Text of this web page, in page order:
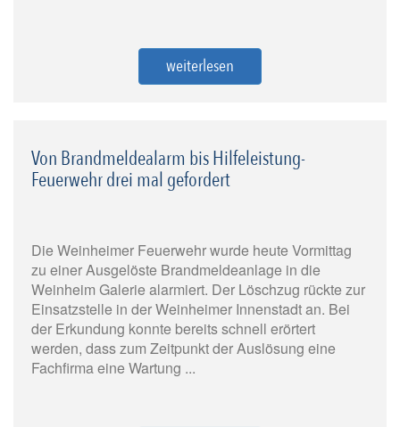
weiterlesen
Von Brandmeldealarm bis Hilfeleistung-
Feuerwehr drei mal gefordert
Die Weinheimer Feuerwehr wurde heute Vormittag
zu einer Ausgelöste Brandmeldeanlage in die
Weinheim Galerie alarmiert. Der Löschzug rückte zur
Einsatzstelle in der Weinheimer Innenstadt an. Bei
der Erkundung konnte bereits schnell erörtert
werden, dass zum Zeitpunkt der Auslösung eine
Fachfirma eine Wartung ...